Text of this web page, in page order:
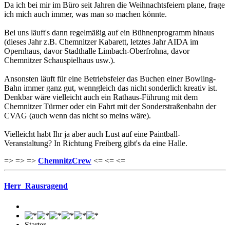
Da ich bei mir im Büro seit Jahren die Weihnachtsfeiern plane, frage
ich mich auch immer, was man so machen könnte.
Bei uns läuft's dann regelmäßig auf ein Bühnenprogramm hinaus
(dieses Jahr z.B. Chemnitzer Kabarett, letztes Jahr AIDA im
Opernhaus, davor Stadthalle Limbach-Oberfrohna, davor
Chemnitzer Schauspielhaus usw.).
Ansonsten läuft für eine Betriebsfeier das Buchen einer Bowling-
Bahn immer ganz gut, wenngleich das nicht sonderlich kreativ ist.
Denkbar wäre vielleicht auch ein Rathaus-Führung mit dem
Chemnitzer Türmer oder ein Fahrt mit der Sonderstraßenbahn der
CVAG (auch wenn das nicht so meins wäre).
Vielleicht habt Ihr ja aber auch Lust auf eine Paintball-
Veranstaltung? In Richtung Freiberg gibt's da eine Halle.
=> => => ChemnitzCrew <= <= <=
Herr_Rausragend